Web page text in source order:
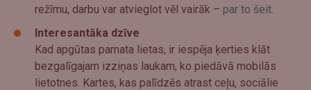
režīmu, darbu var atvieglot vēl vairāk – par to šeit.
Interesantāka dzīve
Kad apgūtas pamata lietas, ir iespēja ķerties klāt
bezgalīgajam izziņas laukam, ko piedāvā mobilās
lietotnes. Kartes, kas palīdzēs atrast ceļu, sociālie